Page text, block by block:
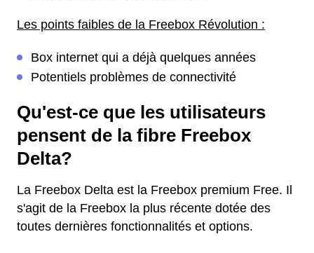
Les points faibles de la Freebox Révolution :
Box internet qui a déjà quelques années
Potentiels problèmes de connectivité
Qu'est-ce que les utilisateurs
pensent de la fibre Freebox
Delta?
La Freebox Delta est la Freebox premium Free. Il
s'agit de la Freebox la plus récente dotée des
toutes dernières fonctionnalités et options.